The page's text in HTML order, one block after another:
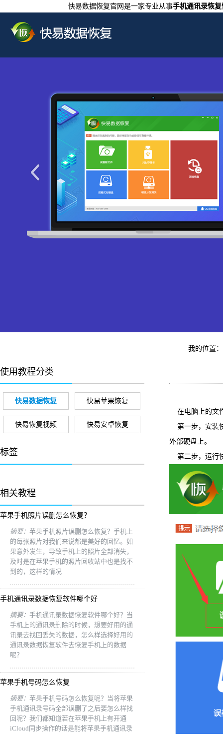
快易数据恢复官网是一家专业从事手机通讯录恢
我的位置
使用教程分类
快易数据恢复 快易苹果恢复
快易恢复视频 快易安卓恢复
标签
相关教程
苹果手机照片误删怎么恢复？
摘要： 苹果手机照片误删怎么恢复？手机上
的每张照片对我们来说都是美好的回忆。如
果意外发生，导致手机上的照片全部消失，
及时是在苹果手机的照片回收站中也是找不
到的，这样的情况
手机通讯录数据恢复软件哪个好
摘要： 手机通讯录数据恢复软件哪个好？当
手机上的通讯录删除的时候，想要好用的通
讯录去找回丢失的数据，怎么样选择好用的
通讯录数据恢复软件去恢复手机上的数据
呢？
苹果手机号码怎么恢复
摘要： 苹果手机号码怎么恢复呢？当将苹果
手机通讯录号码全部误删了之后要怎么样找
回呢？我们都知道若在苹果手机上有开通
iCloud同步操作的话是能将苹果手机通讯录
在电脑上的文
第一步，安装
外部硬盘上。
第二步，运行